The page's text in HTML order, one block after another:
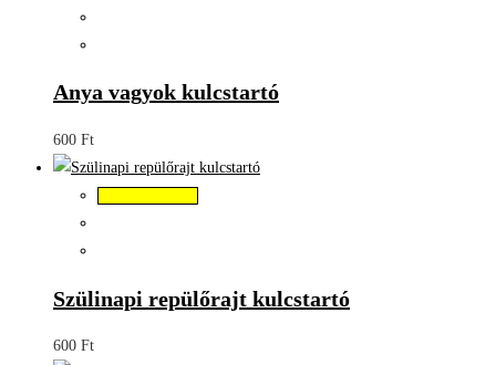
Anya vagyok kulcstartó
600 Ft
Szülinapi repülőrajt kulcstartó
600 Ft